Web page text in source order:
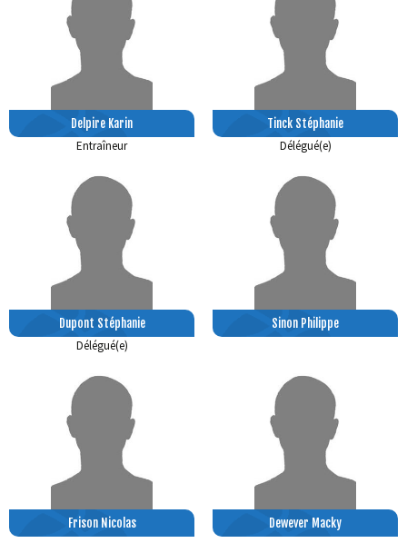
Delpire Karin
Entraîneur
Tinck Stéphanie
Délégué(e)
Dupont Stéphanie
Délégué(e)
Sinon Philippe
Frison Nicolas Dewever Macky